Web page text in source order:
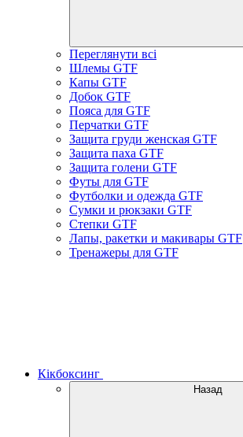
Переглянути всі
Шлемы GTF
Капы GTF
Добок GTF
Пояса для GTF
Перчатки GTF
Защита груди женская GTF
Защита паха GTF
Защита голени GTF
Футы для GTF
Футболки и одежда GTF
Сумки и рюкзаки GTF
Степки GTF
Лапы, ракетки и макивары GTF
Тренажеры для GTF
Кікбоксинг
Назад